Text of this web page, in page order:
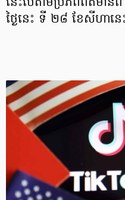
ថ្ងៃនេះ ទី ២៨ ខែសីហានេ